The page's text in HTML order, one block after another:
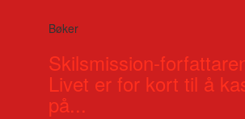
Bøker
Skilsmission-
Livet er for kort til å
på...